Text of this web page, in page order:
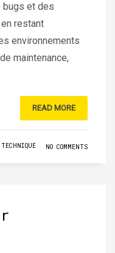
bugs et des
restant
environnements
maintenance,
READ MORE
TECHNIQUE NO COMMENTS